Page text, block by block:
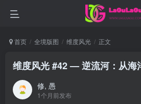
首页 全境版图 维度风光 正文
维度风光 #42 — 逆流河：从海
修, 愚
1个月前发布